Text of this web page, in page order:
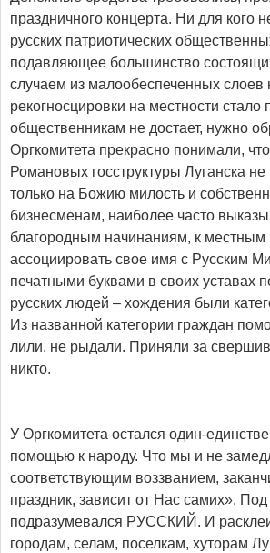
праздничного концерта. Ни для кого
русских патриотических
подавляющее большинство
случаем из малообеспеченных слоев
рекогносцировки на местности
общественникам не достает, нужно
Оргкомитета прекрасно понимали,
Романовых госструктуры Луганска
только на Божию милость и
бизнесменам, наиболее часто
благородным начинаниям, к
ассоциировать свое имя с Русским
печатными буквами в своих уставах
русских людей – хождения были
Из названной категории граждан
лили, не рыдали. Приняли за
никто.
У Оргкомитета остался один-
помощью к народу. Что мы и не
соответствующим воззванием,
праздник, зависит от Нас самих».
подразумевался РУССКИЙ. И
городам, селам, поселкам, хуторам